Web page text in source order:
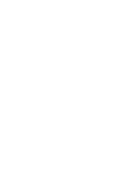
baat bij verzorging die
Het